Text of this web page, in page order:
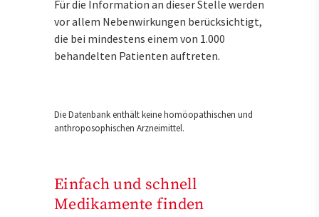
Für die Information an dieser Stelle werden
vor allem Nebenwirkungen berücksichtigt,
die bei mindestens einem von 1.000
behandelten Patienten auftreten.
Die Datenbank enthält keine homöopathischen und
anthroposophischen Arzneimittel.
Einfach und schnell
Medikamente finden